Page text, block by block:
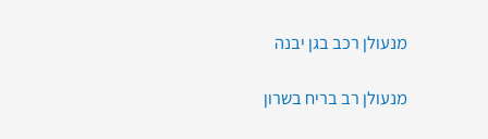
מנעולן רכב בגן יבנה
מנעולן רב בריח בשרון